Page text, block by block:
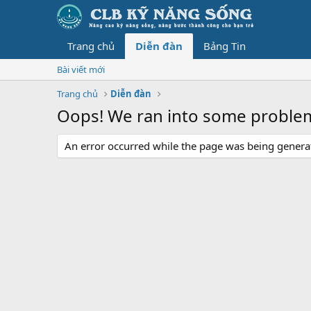
Trang chủ Diễn đàn Bảng Tin
Bài viết mới
Trang chủ
Diễn đàn
Oops! We ran into some
An error occurred while the page was being